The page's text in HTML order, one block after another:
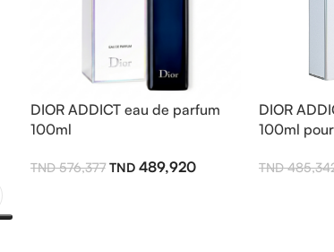
DIOR ADDICT eau de parfum
100ml
576,377 489,920
DIOR
100ml